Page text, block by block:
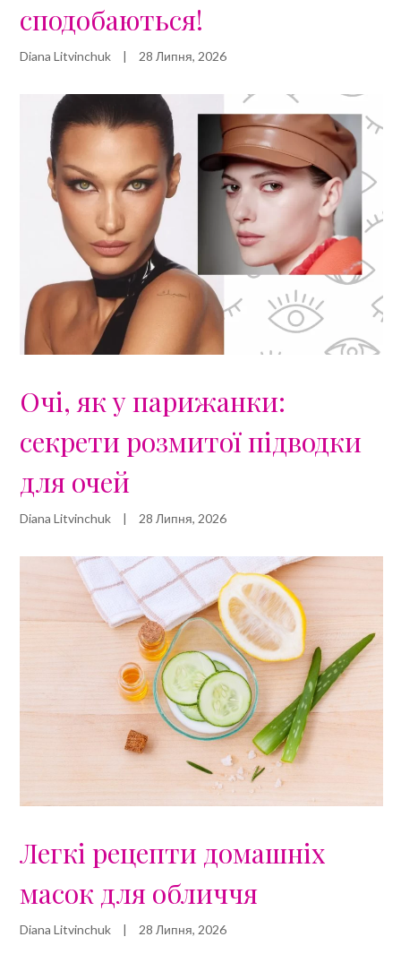
сподобаються!
Diana Litvinchuk | 28 Липня, 2026
Очі, як у парижанки:
секрети розмитої підводки
для очей
Diana Litvinchuk | 28 Липня, 2026
Легкі рецепти домашніх
масок для обличчя
Diana Litvinchuk | 28 Липня, 2026